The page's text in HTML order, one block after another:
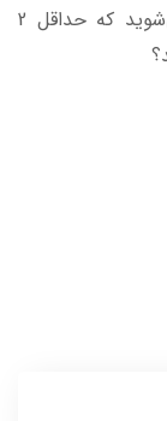
پرواز بر فراز اقیانوس‌ها سوار هواپیمایی می‌شوید که حداقل 2